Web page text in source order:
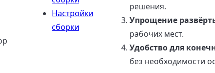
Настройки
сборки
решения.
Упрощение
рабочих мест.
Удобство для
без необходимости